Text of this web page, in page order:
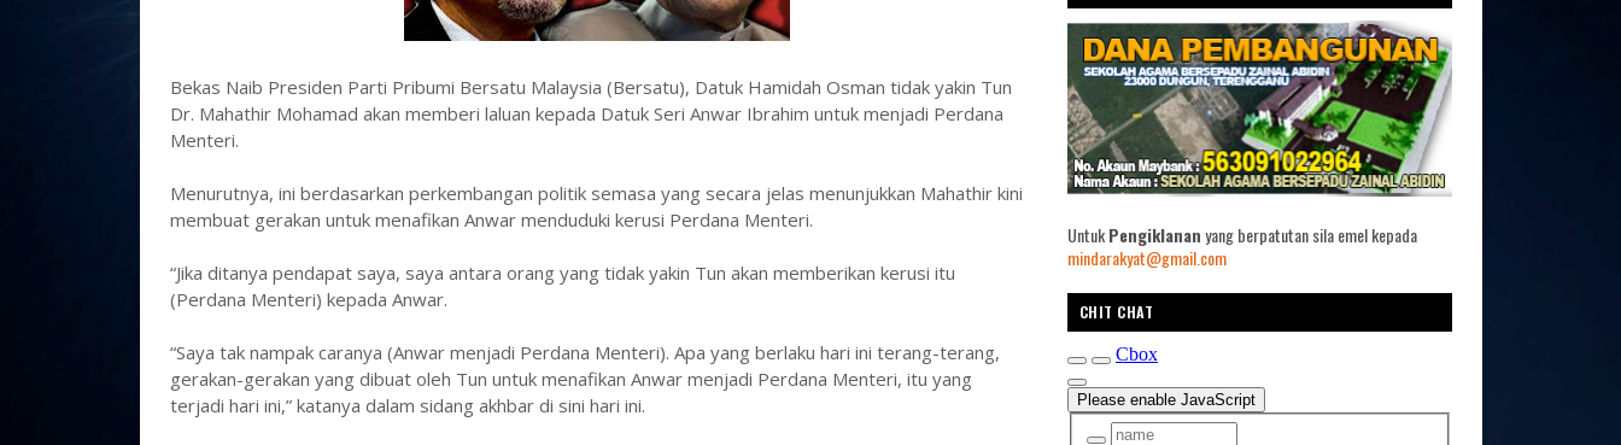
Bekas Naib Presiden Parti Pribumi Bersatu Malaysia (Bersatu), Datuk Hamidah Osman tidak yakin Tun
Dr. Mahathir Mohamad akan memberi laluan kepada Datuk Seri Anwar Ibrahim untuk menjadi Perdana
Menteri.
Menurutnya, ini berdasarkan perkembangan politik semasa yang secara jelas menunjukkan Mahathir kini
membuat gerakan untuk menafikan Anwar menduduki kerusi Perdana Menteri.
“Jika ditanya pendapat saya, saya antara orang yang tidak yakin Tun akan memberikan kerusi itu
(Perdana Menteri) kepada Anwar.
“Saya tak nampak caranya (Anwar menjadi Perdana Menteri). Apa yang berlaku hari ini terang-terang,
gerakan-gerakan yang dibuat oleh Tun untuk menafikan Anwar menjadi Perdana Menteri, itu yang
terjadi hari ini,” katanya dalam sidang akhbar di sini hari ini.
UntukPengiklananyang berpatutan sila emel kepada
mindarakyat@gmail.com
CHIT CHAT